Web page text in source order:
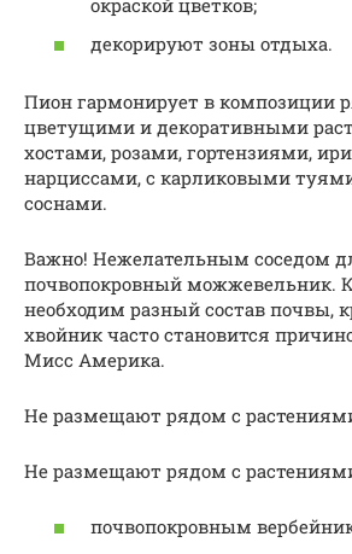
окраской цветков;
декорируют зоны отдыха.
Пион гармонирует в композиции
цветущими и декоративными
хостами, розами, гортензиями,
нарциссами, с карликовыми
соснами.
Важно! Нежелательным соседом
почвопокровный можжевельник.
необходим разный состав почвы,
хвойник часто становится
Мисс Америка.
Не размещают рядом с
Не размещают рядом с
почвопокровным